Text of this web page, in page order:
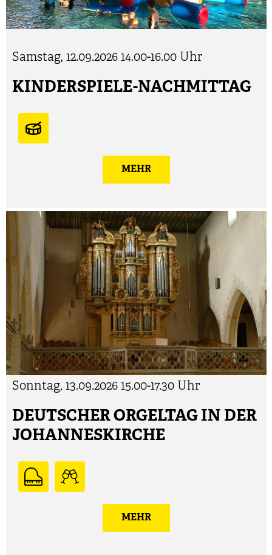
Samstag, 12.09.2026 14.00-16.00 Uhr
KINDERSPIELE-NACHMITTAG
MEHR
Sonntag, 13.09.2026 15.00-17.30 Uhr
DEUTSCHER ORGELTAG IN DER
JOHANNESKIRCHE
MEHR